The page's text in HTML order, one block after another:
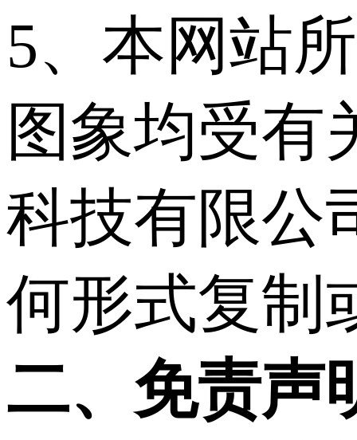
5、本网站
图象均受有
科技有限公
何形式复制
二、免责声